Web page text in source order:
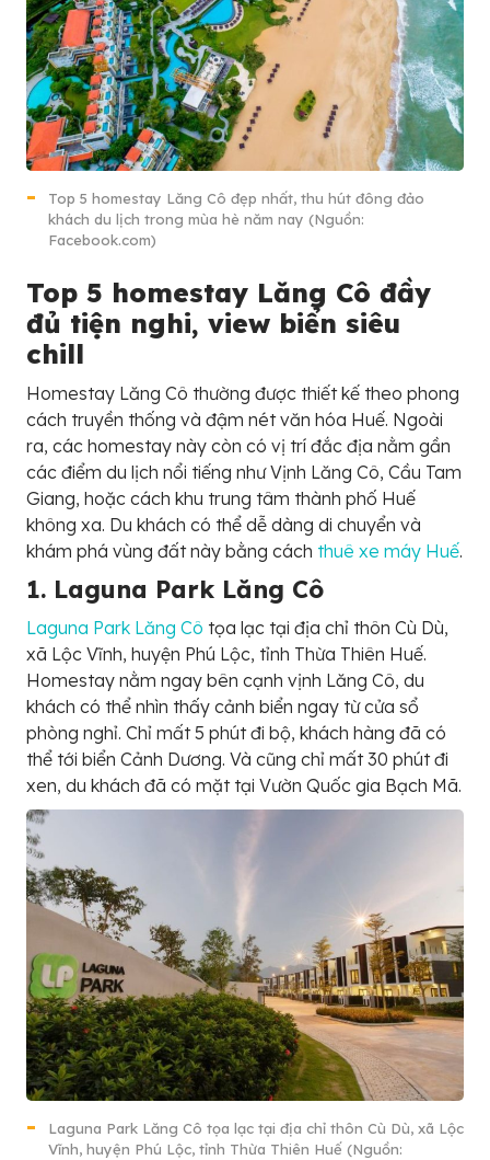
Top 5 homestay Lăng Cô đẹp nhất, thu hút đông đảo
khách du lịch trong mùa hè năm nay (Nguồn:
Facebook.com)
Top 5 homestay Lăng Cô đầy
đủ tiện nghi, view biển siêu
chill
Homestay Lăng Cô thường được thiết kế theo phong
cách truyền thống và đậm nét văn hóa Huế. Ngoài
ra, các homestay này còn có vị trí đắc địa nằm gần
các điểm du lịch nổi tiếng như Vịnh Lăng Cô, Cầu Tam
Giang, hoặc cách khu trung tâm thành phố Huế
không xa. Du khách có thể dễ dàng di chuyển và
khám phá vùng đất này bằng cách thuê xe máy Huế.
1. Laguna Park Lăng Cô
Laguna Park Lăng Cô tọa lạc tại địa chỉ thôn Cù Dù,
xã Lộc Vĩnh, huyện Phú Lộc, tỉnh Thừa Thiên Huế.
Homestay nằm ngay bên cạnh vịnh Lăng Cô, du
khách có thể nhìn thấy cảnh biển ngay từ cửa sổ
phòng nghỉ. Chỉ mất 5 phút đi bộ, khách hàng đã có
thể tới biển Cảnh Dương. Và cũng chỉ mất 30 phút đi
xen, du khách đã có mặt tại Vườn Quốc gia Bạch Mã.
Laguna Park Lăng Cô tọa lạc tại địa chỉ thôn Cù Dù, xã Lộc
Vĩnh, huyện Phú Lộc, tỉnh Thừa Thiên Huế (Nguồn: